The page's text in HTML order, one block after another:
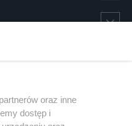
oraz inne
dostęp i